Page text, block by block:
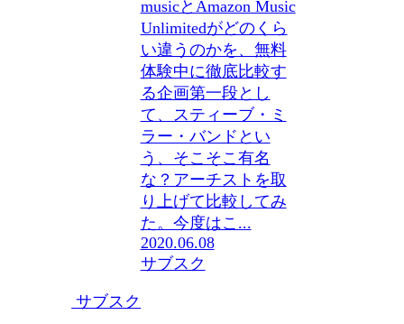
musicとAmazon Music
Unlimitedがどのくら
い違うのかを、無料
体験中に徹底比較す
る企画第一段とし
て、スティーブ・ミ
ラー・バンドとい
う、そこそこ有名
な？アーチストを取
り上げて比較してみ
た。今度はこ...
2020.06.08
サブスク
サブスク